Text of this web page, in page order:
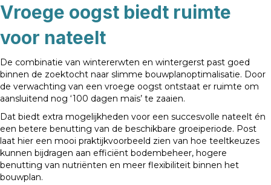
Vroege oogst biedt ruimte
voor nateelt
De combinatie van wintererwten en wintergerst past goed
binnen de zoektocht naar slimme bouwplanoptimalisatie. Door
de verwachting van een vroege oogst ontstaat er ruimte om
aansluitend nog ‘100 dagen maïs’ te zaaien.
Dat biedt extra mogelijkheden voor een succesvolle nateelt én
een betere benutting van de beschikbare groeiperiode. Post
laat hier een mooi praktijkvoorbeeld zien van hoe teeltkeuzes
kunnen bijdragen aan efficiënt bodembeheer, hogere
benutting van nutriënten en meer flexibiliteit binnen het
bouwplan.